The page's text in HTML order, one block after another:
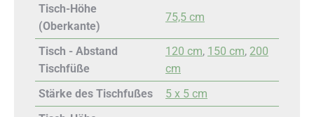
Tisch-Höhe
(Oberkante)
75,5 cm
Tisch - Abstand
Tischfüße
120 cm, 150 cm, 200
cm
Stärke des Tischfußes
5 x 5 cm